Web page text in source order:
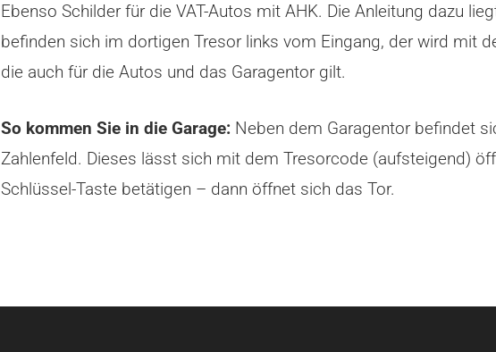
Ebenso Schilder für die VAT-Autos mit AHK. Die Anleitung dazu
befinden sich im dortigen Tresor links vom Eingang, der wird mit
die auch für die Autos und das Garagentor gilt.
So kommen Sie in die Garage: Neben dem Garagentor befindet
Zahlenfeld. Dieses lässt sich mit dem Tresorcode (aufsteigend)
Schlüssel-Taste betätigen – dann öffnet sich das Tor.